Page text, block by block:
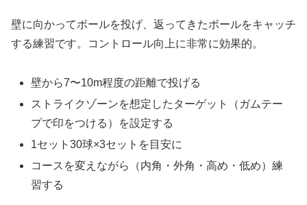
壁に向かってボールを投げ、返ってきたボールをキャッチ
する練習です。コントロール向上に非常に効果的。
壁から7〜10m程度の距離で投げる
ストライクゾーンを想定したターゲット（ガムテー
プで印をつける）を設定する
1セット30球×3セットを目安に
コースを変えながら（内角・外角・高め・低め）練
習する